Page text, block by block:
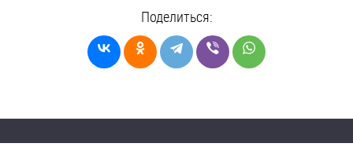
Поделиться: